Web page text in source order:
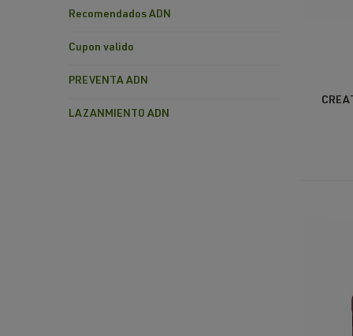
Recomendados ADN
Cupon valido
PREVENTA ADN
LAZANMIENTO ADN